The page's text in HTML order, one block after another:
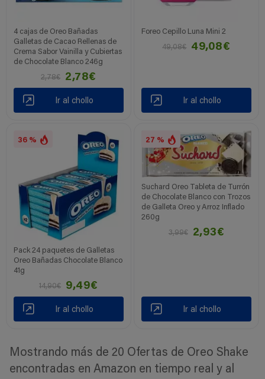
4 cajas de Oreo Bañadas
Galletas de Cacao Rellenas de
Crema Sabor Vainilla y Cubiertas
de Chocolate Blanco 246g
2,78€
2,78€
Ir al chollo
Foreo Cepillo Luna Mini 2
49,08€
49,08€
Ir al chollo
36 %
Pack 24 paquetes de Galletas
Oreo Bañadas Chocolate Blanco
41g
14,90€
9,49€
Ir al chollo
27 %
Suchard Oreo Tableta de Turrón
de Chocolate Blanco con Trozos
de Galleta Oreo y Arroz Inflado
260g
3,99€
2,93€
Ir al chollo
Mostrando más de 20 Ofertas de Oreo Shake
encontradas en Amazon en tiempo real y al